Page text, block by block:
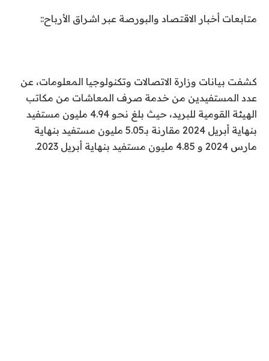
متابعات أخبار الاقتصاد والبورصة عبر اشراق الأرباح::
كشفت بيانات وزارة الاتصالات وتكنولوجيا المعلومات، عن
عدد المستفيدين من خدمة صرف المعاشات من مكاتب
الهيئة القومية للبريد، حيث بلغ نحو 4.94 مليون مستفيد
بنهاية أبريل 2024 مقارنة بـ5.05 مليون مستفيد بنهاية
مارس 2024 و 4.85 مليون مستفيد بنهاية أبريل 2023.